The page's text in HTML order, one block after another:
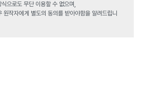
으로도 무단 이용할 수 없으며,
원작자에게 별도의 동의를 받아야함을 알려드립니